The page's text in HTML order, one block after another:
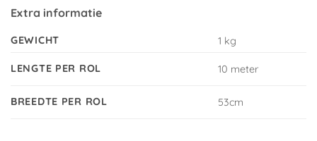
Extra informatie
GEWICHT 1 kg
LENGTE PER ROL 10 meter
BREEDTE PER ROL 53cm